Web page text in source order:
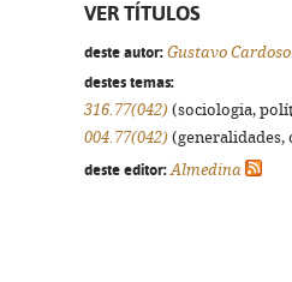
VER TÍTULOS
deste autor: Gustavo Cardoso
destes temas:
316.77(042) (sociologia,
004.77(042) (generalidades,
deste editor: Almedina